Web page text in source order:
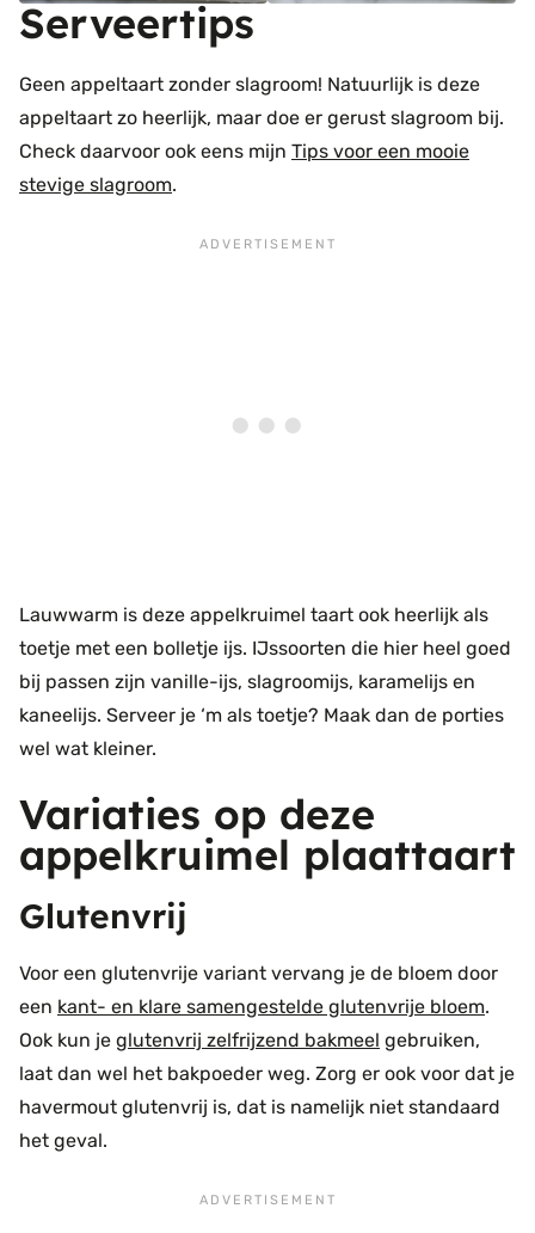
Serveertips
Geen appeltaart zonder slagroom! Natuurlijk is deze
appeltaart zo heerlijk, maar doe er gerust slagroom bij.
Check daarvoor ook eens mijn Tips voor een mooie
stevige slagroom.
Lauwwarm is deze appelkruimel taart ook heerlijk als
toetje met een bolletje ijs. IJssoorten die hier heel goed
bij passen zijn vanille-ijs, slagroomijs, karamelijs en
kaneelijs. Serveer je ‘m als toetje? Maak dan de porties
wel wat kleiner.
Variaties op deze
appelkruimel plaattaart
Glutenvrij
Voor een glutenvrije variant vervang je de bloem door
een kant- en klare samengestelde glutenvrije bloem.
Ook kun je glutenvrij zelfrijzend bakmeel gebruiken,
laat dan wel het bakpoeder weg. Zorg er ook voor dat je
havermout glutenvrij is, dat is namelijk niet standaard
het geval.